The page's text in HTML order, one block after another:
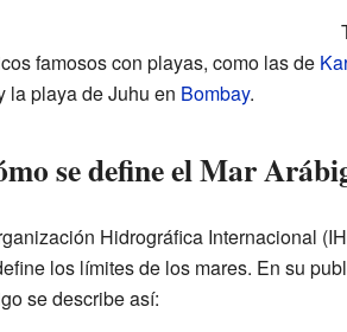
famosos con playas, como las de
la playa de Juhu en Bombay.
se define el Mar
Hidrográfica Internacional
los límites de los mares. En su
se describe así: